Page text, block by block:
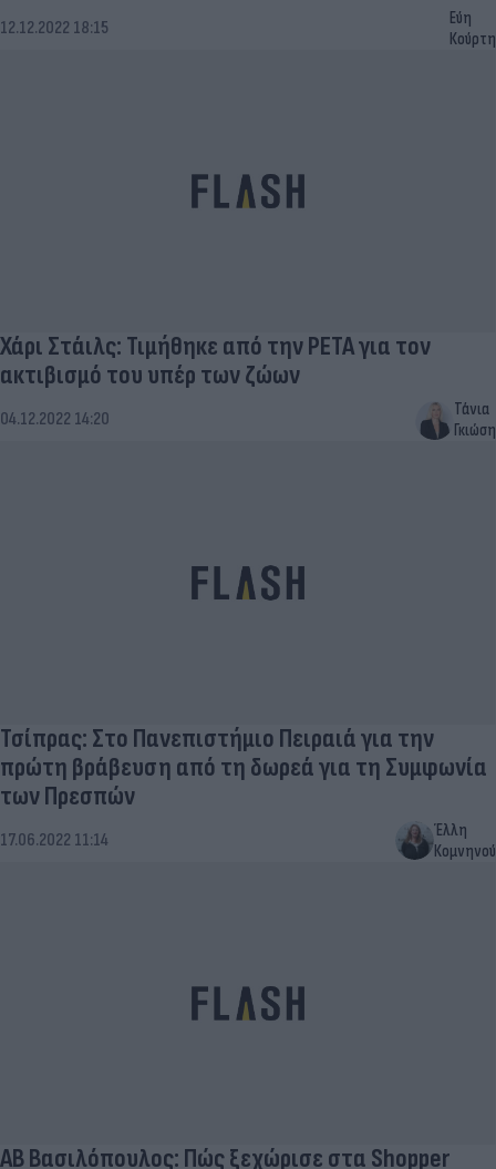
12.12.2022 18:15
Εύη
Κούρτη
Χάρι Στάιλς: Τιμήθηκε από την PETA για τον
ακτιβισμό του υπέρ των ζώων
04.12.2022 14:20
Τάνια
Γκιώση
Τσίπρας: Στο Πανεπιστήμιο Πειραιά για την
πρώτη βράβευση από τη δωρεά για τη Συμφωνία
των Πρεσπών
17.06.2022 11:14
Έλλη
Κομνηνού
ΑΒ Βασιλόπουλος: Πώς ξεχώρισε στα Shopper